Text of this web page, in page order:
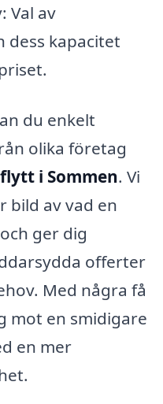
Val av
dess kapacitet
du enkelt
olika företag
i Sommen. Vi
bild av vad en
ger dig
offerter
Med några få
mot en smidigare
en mer